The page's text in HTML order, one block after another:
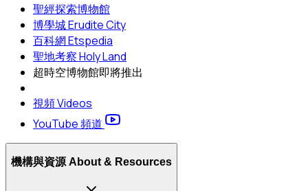
聖經探索博物館
博學城 Erudite City
百科網 Etspedia
聖地考察 Holy Land
超時空博物館即將推出
視頻 Videos
YouTube 頻道
機構與資源 About & Resources